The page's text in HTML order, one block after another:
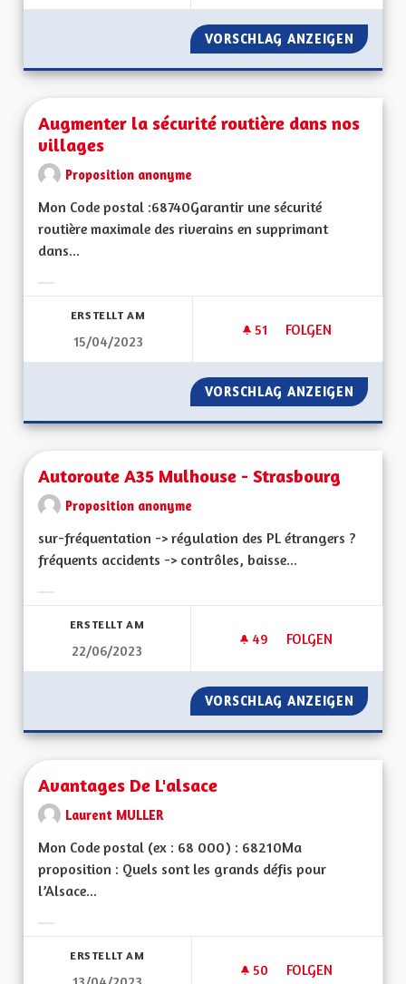
VORSCHLAG ANZEIGEN
Augmenter la sécurité routière dans nos
villages
Proposition anonyme
Mon Code postal :68740Garantir une sécurité
routière maximale des riverains en supprimant
dans...
ERSTELLT AM
15/04/2023
51 51 FOLLOWER
FOLGEN
AUGMENTER LA
VORSCHLAG ANZEIGEN
Autoroute A35 Mulhouse - Strasbourg
Proposition anonyme
sur-fréquentation -> régulation des PL étrangers ?
fréquents accidents -> contrôles, baisse...
ERSTELLT AM
22/06/2023
49 49 FOLLOWER
FOLGEN
AUTOROUTE A35
VORSCHLAG ANZEIGEN
Avantages De L'alsace
Laurent MULLER
Mon Code postal (ex : 68 000) : 68210Ma
proposition : Quels sont les grands défis pour
l’Alsace...
ERSTELLT AM
50 50 FOLLOWER
FOLGEN